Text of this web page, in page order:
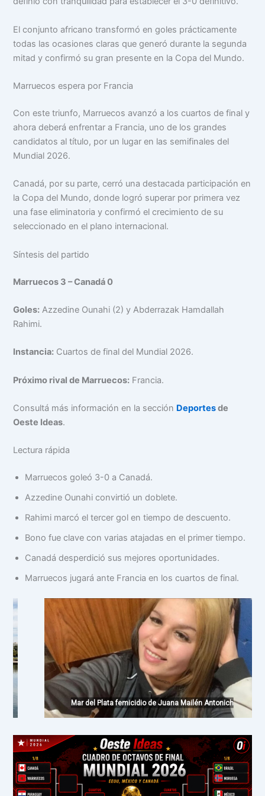
El conjunto africano transformó en goles prácticamente
todas las ocasiones claras que generó durante la segunda
mitad y confirmó su gran presente en la Copa del Mundo.
Marruecos espera por Francia
Con este triunfo, Marruecos avanzó a los cuartos de final y
ahora deberá enfrentar a Francia, uno de los grandes
candidatos al título, por un lugar en las semifinales del
Mundial 2026.
Canadá, por su parte, cerró una destacada participación en
la Copa del Mundo, donde logró superar por primera vez
una fase eliminatoria y confirmó el crecimiento de su
seleccionado en el plano internacional.
Síntesis del partido
Marruecos 3 – Canadá 0
Goles: Azzedine Ounahi (2) y Abderrazak Hamdallah
Rahimi.
Instancia: Cuartos de final del Mundial 2026.
Próximo rival de Marruecos: Francia.
Consultá más información en la sección Deportesde
Oeste Ideas.
Lectura rápida
Marruecos goleó 3-0 a Canadá.
Azzedine Ounahi convirtió un doblete.
Rahimi marcó el tercer gol en tiempo de descuento.
Bono fue clave con varias atajadas en el primer tiempo.
Canadá desperdició sus mejores oportunidades.
Marruecos jugará ante Francia en los cuartos de final.
Mar del Plata femicidio de Juana Mailén Antonich